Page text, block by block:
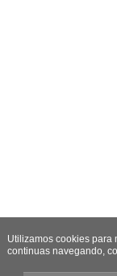
Utilizamos cookies para
continuas navegando,